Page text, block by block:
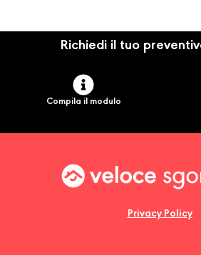
Richiedi il tuo
Compila il modulo
Privacy Policy